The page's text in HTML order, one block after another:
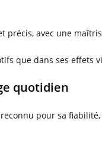
précis, avec une
que dans ses effets
quotidien
pour sa